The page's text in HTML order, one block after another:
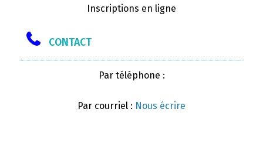
Inscriptions en ligne
CONTACT
Par téléphone :
Par courriel : Nous écrire